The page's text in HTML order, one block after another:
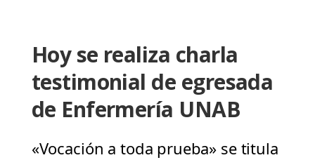
Hoy se realiza charla
testimonial de egresada
de Enfermería UNAB
«Vocación a toda prueba» se titula